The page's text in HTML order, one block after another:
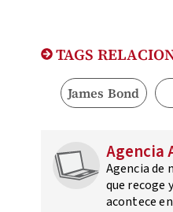
TAGS
James Bond
Agencia
Agencia de
que recoge
acontece